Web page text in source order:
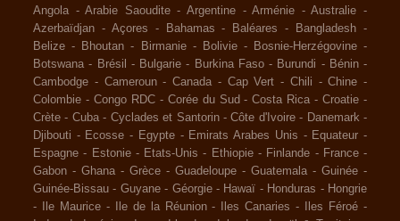
Angola -Arabie Saoudite -Argentine -Arménie -Australie -
Azerbaïdjan - Açores - Bahamas - Baléares - Bangladesh -
Belize - Bhoutan - Birmanie - Bolivie - Bosnie-Herzégovine -
Botswana - Brésil - Bulgarie - Burkina Faso - Burundi - Bénin -
Cambodge - Cameroun - Canada - Cap Vert - Chili -Chine -
Colombie - Congo RDC - Corée du Sud -Costa Rica -Croatie -
Crète - Cuba - Cyclades et Santorin -Côte d'Ivoire - Danemark -
Djibouti - Ecosse - Egypte - Emirats Arabes Unis - Equateur -
Espagne - Estonie - Etats-Unis - Ethiopie - Finlande - France -
Gabon - Ghana - Grèce - Guadeloupe - Guatemala - Guinée -
Guinée-Bissau - Guyane - Géorgie - Hawaï - Honduras - Hongrie
-
Ile Maurice - Ile de la Réunion - Iles Canaries - Iles Féroé -